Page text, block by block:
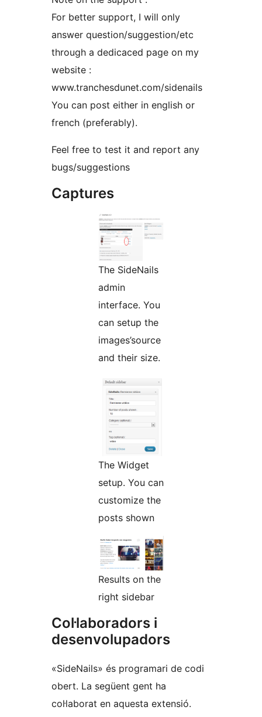
For better support, I will only
answer question/suggestion/etc
through a dedicaced page on my
website :
www.tranchesdunet.com/sidenails
You can post either in english or
french (preferably).
Feel free to test it and report any
bugs/suggestions
Captures
The SideNails
admin
interface. You
can setup the
images’source
and their size.
The Widget
setup. You can
customize the
posts shown
Results on the
right sidebar
Col·laboradors i
desenvolupadors
«SideNails» és programari de codi
obert. La següent gent ha
col·laborat en aquesta extensió.